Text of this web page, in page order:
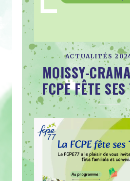
ACTUALITÉS
MOISSY-
FCPE FÊTE